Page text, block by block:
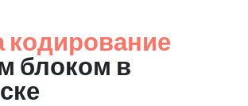
кодирование
блоком в